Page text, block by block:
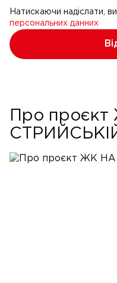
Натискаючи надіслати,
персональних данних
Про